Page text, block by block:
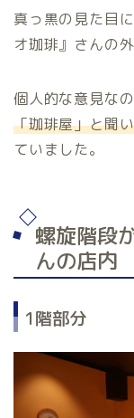
真っ黒の見た目
オ珈琲』さんの外
個人的な意見な
「珈琲屋」と聞
ていました。
螺旋階段
んの店内
1階部分